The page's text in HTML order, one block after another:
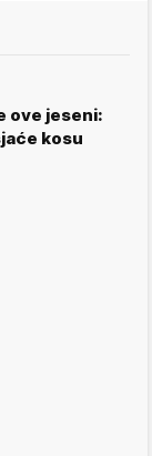
ove jeseni:
kosu